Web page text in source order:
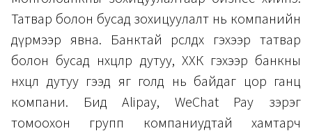
Татвар болон бусад зохицуулалт нь компанийн
дүрмээр явна. Банктай өрсөлдөх гэхээр татвар
болон бусад нөхцөлөөр дутуу, ХХК гэхээр банкны
нөхцөл дутуу гээд яг голд нь байдаг цор ганц
компани. Бид Alipay, WeChat Pay зэрэг
томоохон групп компаниудтай хамтарч